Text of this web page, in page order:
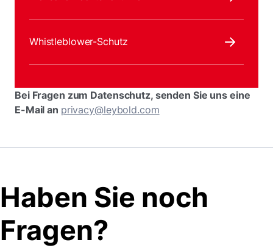
Whistleblower-Schutz
Bei Fragen zum Datenschutz, senden Sie uns eine
E-Mail an privacy@leybold.com
Haben Sie noch
Fragen?